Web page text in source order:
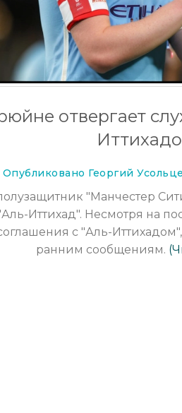
отвергает
Опубликовано Георгий
"Манчестер
Иттихад". Несмотря на
с "Аль-
ранним сообщениям.